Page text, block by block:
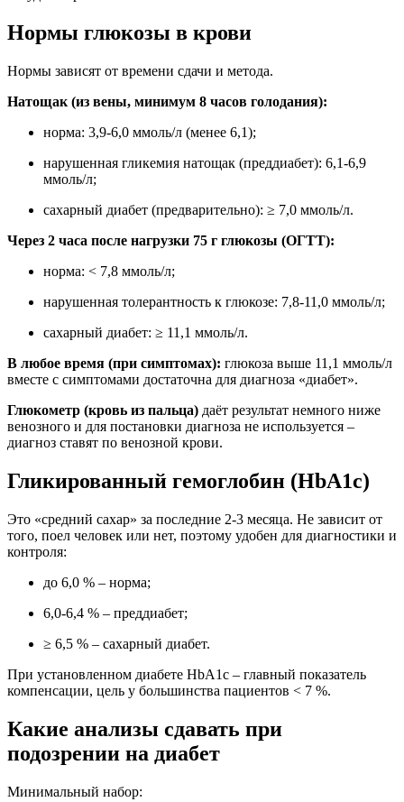
Нормы глюкозы в крови
Нормы зависят от времени сдачи и метода.
Натощак (из вены, минимум 8 часов голодания):
норма: 3,9-6,0 ммоль/л (менее 6,1);
нарушенная гликемия натощак (преддиабет): 6,1-6,9
ммоль/л;
сахарный диабет (предварительно): ≥ 7,0 ммоль/л.
Через 2 часа после нагрузки 75 г глюкозы (ОГТТ):
норма: < 7,8 ммоль/л;
нарушенная толерантность к глюкозе: 7,8-11,0 ммоль/л;
сахарный диабет: ≥ 11,1 ммоль/л.
В любое время (при симптомах): глюкоза выше 11,1 ммоль/л
вместе с симптомами достаточна для диагноза «диабет».
Глюкометр (кровь из пальца) даёт результат немного ниже
венозного и для постановки диагноза не используется –
диагноз ставят по венозной крови.
Гликированный гемоглобин (HbA1c)
Это «средний сахар» за последние 2-3 месяца. Не зависит от
того, поел человек или нет, поэтому удобен для диагностики и
контроля:
до 6,0 % – норма;
6,0-6,4 % – преддиабет;
≥ 6,5 % – сахарный диабет.
При установленном диабете HbA1c – главный показатель
компенсации, цель у большинства пациентов < 7 %.
Какие анализы сдавать при
подозрении на диабет
Минимальный набор: